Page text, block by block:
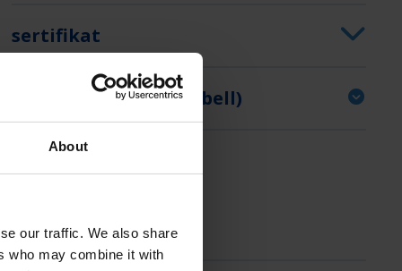
About
our traffic. We also share
who may combine it with
sertifikat
Lysdata (avstandstabell)